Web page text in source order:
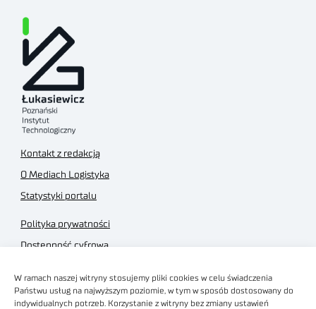
W ramach naszej witryny stosujemy pliki cookies w celu świadczenia
Państwu usług na najwyższym poziomie, w tym w sposób dostosowany do
indywidualnych potrzeb. Korzystanie z witryny bez zmiany ustawień
Kontakt z redakcją
O Mediach Logistyka
Statystyki portalu
Polityka prywatności
Dostępność cyfrowa
Regulamin sklepu